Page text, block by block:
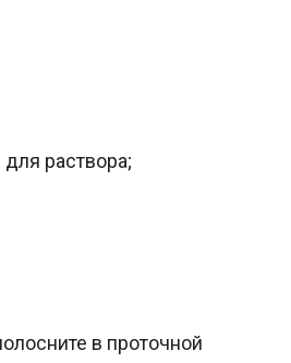
раствора;
в проточной